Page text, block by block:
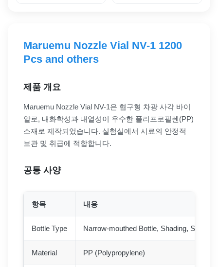
Maruemu Nozzle Vial NV-1 1200
Pcs and others
제품 개요
Maruemu Nozzle Vial NV-1은 협구형 차광 사각 바이
알로, 내화학성과 내열성이 우수한 폴리프로필렌(PP)
소재로 제작되었습니다. 실험실에서 시료의 안정적
보관 및 취급에 적합합니다.
공통 사양
항목 내용
Bottle Type Narrow-mouthed Bottle, Shading, Square
Material PP (Polypropylene)